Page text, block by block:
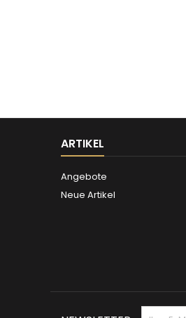
ARTIKEL
Angebote
Neue Artikel